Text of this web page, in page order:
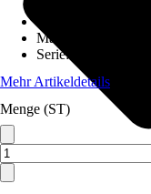
Material
Serie:
Mehr Artikeldetails
Menge (ST)